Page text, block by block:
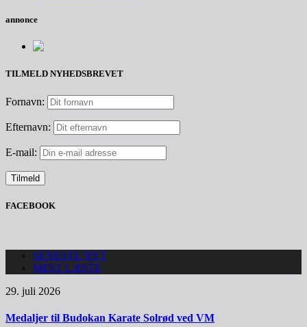
annonce
TILMELD NYHEDSBREVET
Fornavn:
Efternavn:
E-mail:
FACEBOOK
SENESTE NYT
MEST LÆSTE
29. juli 2026
Medaljer til Budokan Karate Solrød ved VM